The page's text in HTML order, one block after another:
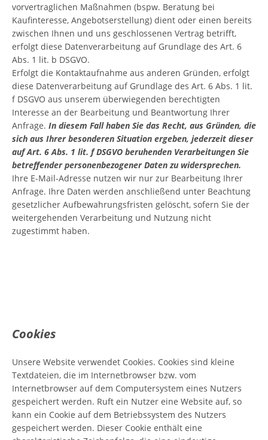
vorvertraglichen Maßnahmen (bspw. Beratung bei
Kaufinteresse, Angebotserstellung) dient oder einen bereits
zwischen Ihnen und uns geschlossenen Vertrag betrifft,
erfolgt diese Datenverarbeitung auf Grundlage des Art. 6
Abs. 1 lit. b DSGVO.
Erfolgt die Kontaktaufnahme aus anderen Gründen, erfolgt
diese Datenverarbeitung auf Grundlage des Art. 6 Abs. 1 lit.
f DSGVO aus unserem überwiegenden berechtigten
Interesse an der Bearbeitung und Beantwortung Ihrer
Anfrage. In diesem Fall haben Sie das Recht, aus Gründen, die
sich aus Ihrer besonderen Situation ergeben, jederzeit dieser
auf Art. 6 Abs. 1 lit. f DSGVO beruhenden Verarbeitungen Sie
betreffender personenbezogener Daten zu widersprechen.
Ihre E-Mail-Adresse nutzen wir nur zur Bearbeitung Ihrer
Anfrage. Ihre Daten werden anschließend unter Beachtung
gesetzlicher Aufbewahrungsfristen gelöscht, sofern Sie der
weitergehenden Verarbeitung und Nutzung nicht
zugestimmt haben.
Cookies
Unsere Website verwendet Cookies. Cookies sind kleine
Textdateien, die im Internetbrowser bzw. vom
Internetbrowser auf dem Computersystem eines Nutzers
gespeichert werden. Ruft ein Nutzer eine Website auf, so
kann ein Cookie auf dem Betriebssystem des Nutzers
gespeichert werden. Dieser Cookie enthält eine